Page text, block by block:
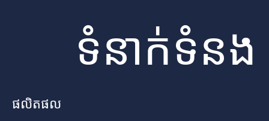
ទំនាក់ទំនង
ផលិតផល